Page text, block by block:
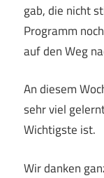
gab, die nicht
Programm
auf den Weg
An diesem
sehr viel
Wichtigste ist.
Wir danken